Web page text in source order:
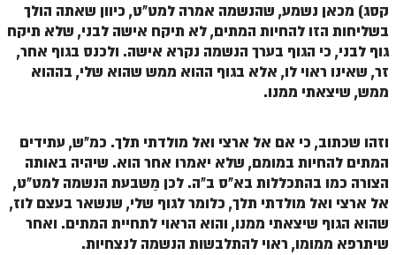
הזוהר הקדוש יתרו מתחילים
הזוהר הקדוש יתרו מתקדמים
הזוהר הקדוש תרומה השקפה
הזוהר הקדוש תרומה מתקדמים
הזוהר הקדוש תצווה השקפה
קסג) מכאן נשמע, שהנשמה אמרה למט"ט, כיוון שאתה הולך
בשליחות הזו להחיות המתים, לא תיקח אישה לבני, שלא תיקח
גוף לבני, כי הגוף בערך הנשמה נקרא אישה. ולכנס בגוף אחר,
זר, שאינו ראוי לו, אלא בגוף ההוא ממש שהוא שלי, בההוא
ממש, שיצאתי ממנו.
וזהו שכתוב, כי אם אל ארצי ואל מולדתי תלך. כמ"ש, עתידים
המתים להחיות במומם, שלא יאמרו אחר הוא. שיהיה באותה
הצורה כמו בהתכללות בא"ס ב"ה. לכן מַשבעת הנשמה למט"ט,
אל ארצי ואל מולדתי תלך, כלומר לגוף שלי, שנשאר בעצם לוז,
שהוא הגוף שיצאתי ממנו, והוא הראוי לתחיית המתים. ואחר
שיתרפא ממומו, ראוי להתלבשות הנשמה לנצחיות.